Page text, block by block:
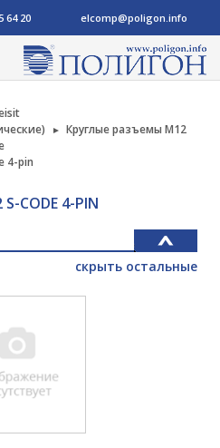
64 20 elcomp@poligon.info
Круглые разъемы M12
4-pin
CODE 4-PIN
скрыть остальные